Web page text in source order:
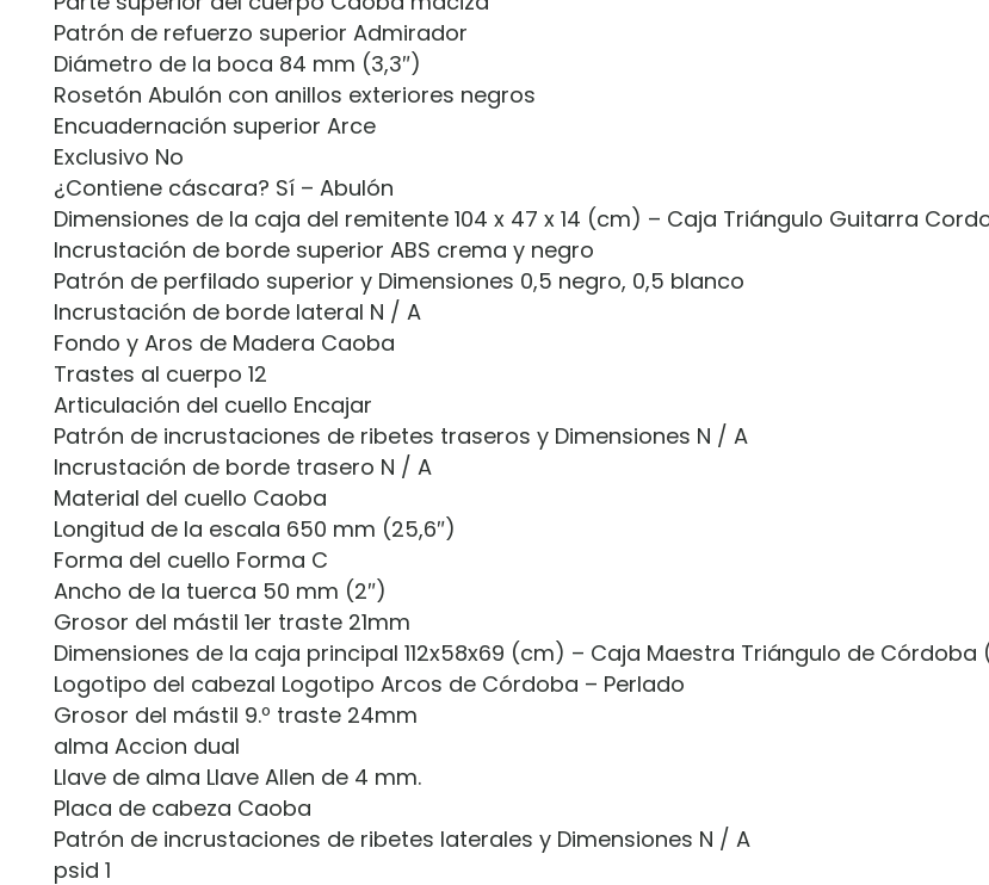
Patrón de refuerzo superior Admirador
Diámetro de la boca 84 mm (3,3″)
Rosetón Abulón con anillos exteriores negros
Encuadernación superior Arce
Exclusivo No
¿Contiene cáscara? Sí – Abulón
Dimensiones de la caja del remitente 104 x 47 x 14 (cm) – Caja Triángulo Guitarra
Incrustación de borde superior ABS crema y negro
Patrón de perfilado superior y Dimensiones 0,5 negro, 0,5 blanco
Incrustación de borde lateral N / A
Fondo y Aros de Madera Caoba
Trastes al cuerpo 12
Articulación del cuello Encajar
Patrón de incrustaciones de ribetes traseros y Dimensiones N / A
Incrustación de borde trasero N / A
Material del cuello Caoba
Longitud de la escala 650 mm (25,6″)
Forma del cuello Forma C
Ancho de la tuerca 50 mm (2″)
Grosor del mástil 1er traste 21mm
Dimensiones de la caja principal 112x58x69 (cm) – Caja Maestra Triángulo de Córdoba
Logotipo del cabezal Logotipo Arcos de Córdoba – Perlado
Grosor del mástil 9.º traste 24mm
alma Accion dual
Llave de alma Llave Allen de 4 mm.
Placa de cabeza Caoba
Patrón de incrustaciones de ribetes laterales y Dimensiones N / A
psid 1